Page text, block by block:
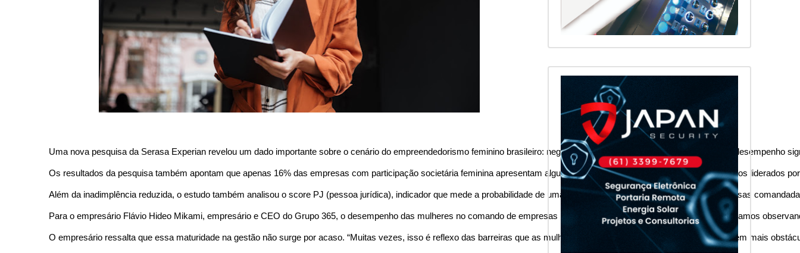
Uma nova pesquisa da Serasa Experian revelou um dado importante sobre o cenário do empreendedorismo feminino brasileiro: negócios liderados por mulheres demonstraram
Os resultados da pesquisa também apontam que apenas 16% das empresas com participação societária feminina apresentam algum tipo de restrição financeira. Entre os negócios liderados
Além da inadimplência reduzida, o estudo também analisou o score PJ (pessoa jurídica), indicador que mede a probabilidade de uma empresa honrar suas obrigações. As empresas
Para o empresário Flávio Hideo Mikami, empresário e CEO do Grupo 365, o desempenho das mulheres no comando de empresas não surpreende. “Isso reforça algo que já vínhamos
O empresário ressalta que essa maturidade na gestão não surge por acaso. “Muitas vezes, isso é reflexo das barreiras que as mulheres enfrentam para acessar crédito. Por terem mais